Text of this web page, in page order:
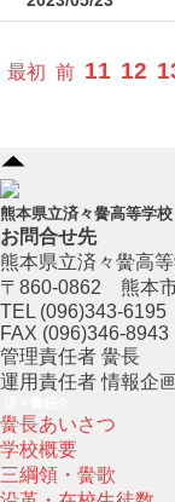
最初 前 11 12
熊本県立済々黌高等学校
お問合せ先
熊本県立済々黌高
〒860-0862 熊本
TEL (096)343-6195
FAX (096)346-8943
管理責任者 黌長
運用責任者 情報企
黌長あいさつ
学校概要
三綱領・黌歌